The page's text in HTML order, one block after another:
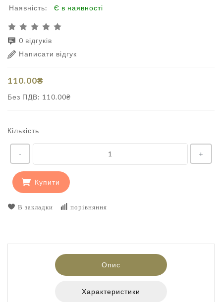
Наявність:
Є в наявності
0 відгуків
Написати відгук
110.00₴
Без ПДВ: 110.00₴
Кількість
- +
Купити
В закладки порівняння
Опис
Характеристики